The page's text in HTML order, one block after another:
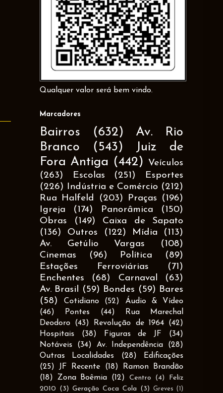
Qualquer valor será bem vindo.
Marcadores
Bairros (632)
Av. Rio
Branco
(543)
Juiz de
Fora Antiga (442)
Veículos
(263)
Escolas (251)
Esportes
(226)
Indústria e Comércio (212)
Rua Halfeld
(203) Praças
(196)
Igreja
(174) Panorâmica
(150)
Obras
(149)
Caixa de Sapato
(136)
Outros (122) Mídia
(113)
Av. Getúlio Vargas
(108)
Cinemas
(96) Política
(89)
Estações Ferroviárias
(71)
Enchentes
(68) Carnaval
(63)
Av. Brasil
(59) Bondes (59) Bares
(58)
Cotidiano (52)
Áudio & Vídeo
(46)
Pontes (44)
Rua Marechal
Deodoro
(43) Revolução de 1964
(42)
Hospitais
(38) Figuras de JF
(34)
Notáveis
(34) Av. Independência
(28)
Outras Localidades
(28)
Edificações
(25)
JF Recente (18)
Ramon Brandão
(18)
Zona Boêmia (12) Centro (4)
Feliz
2010 (3) Geração Coca Cola (3) Greves (1)